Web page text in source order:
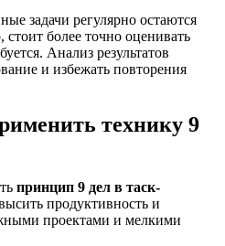
задачи регулярно остаются
более точно оценивать
Анализ результатов
и избежать повторения
технику 9
принцип 9 дел в таск-
продуктивность и
проектами и мелкими